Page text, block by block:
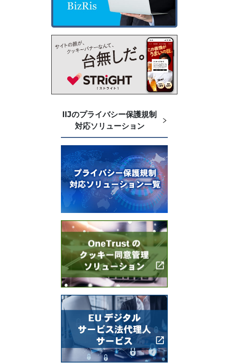
IIJのプライバシー保護規制
対応ソリューション